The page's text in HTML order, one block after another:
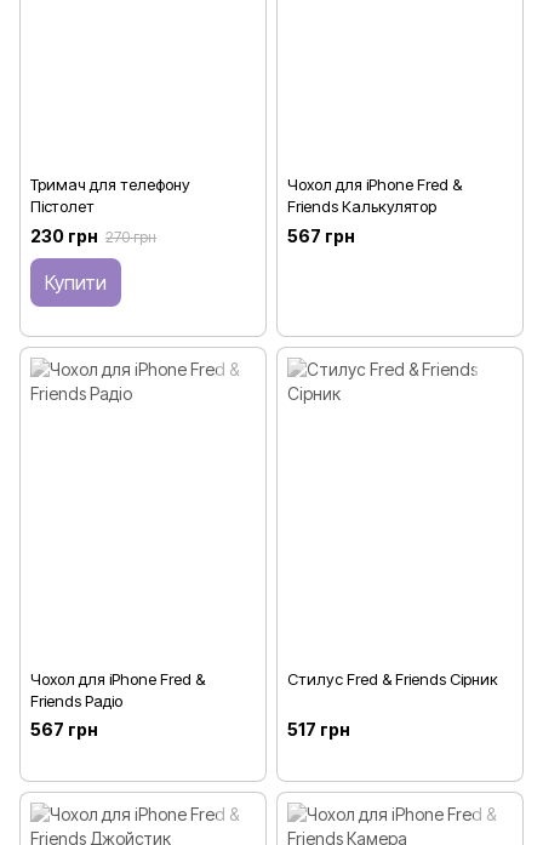
Тримач для телефону
Пістолет
230 грн 270 грн
Купити
Чохол для iPhone Fred &
Friends Калькулятор
567 грн
Чохол для iPhone Fred &
Friends Радіо
567 грн
Стилус Fred & Friends Сірник
517 грн